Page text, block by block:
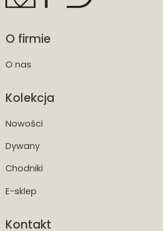
O firmie
O nas
Kolekcja
Nowości
Dywany
Chodniki
E-sklep
Kontakt